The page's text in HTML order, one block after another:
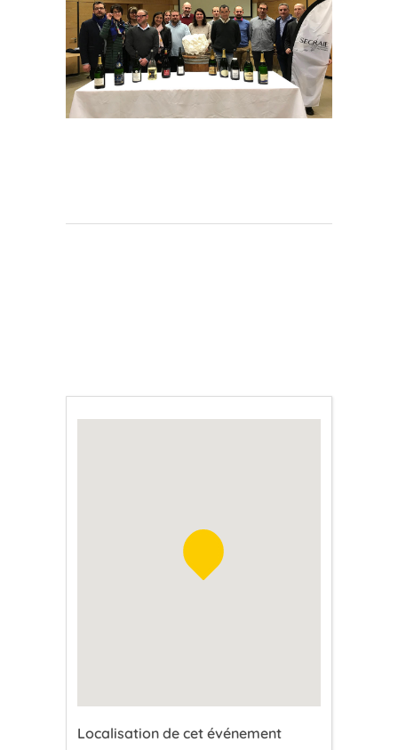
Localisation de cet événement